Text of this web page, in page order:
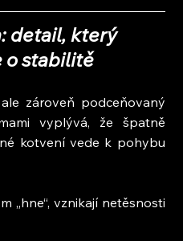
detail, který
o stabilitě
zároveň podceňovaný
vyplývá, že špatně
kotvení vede k pohybu
„hne“, vznikají netěsnosti